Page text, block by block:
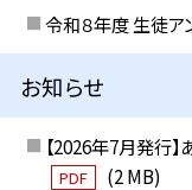
令和８年度 生徒ア
お知らせ
【2026年7月発行
PDF
(2 MB)